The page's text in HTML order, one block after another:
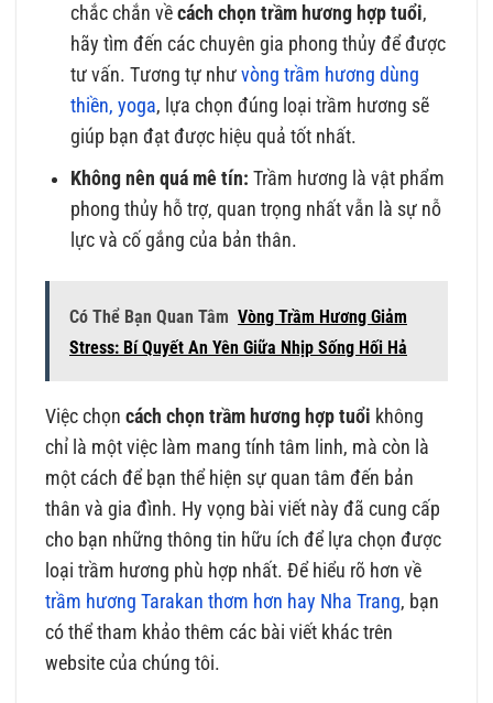
chắc chắn vềcách chọn trầm hương hợp tuổi,
hãy tìm đến các chuyên gia phong thủy để được
tư vấn. Tương tự nhưvòng trầm hương dùng
thiền, yoga, lựa chọn đúng loại trầm hương sẽ
giúp bạn đạt được hiệu quả tốt nhất.
Không nên quá mê tín: Trầm hương là vật phẩm
phong thủy hỗ trợ, quan trọng nhất vẫn là sự nỗ
lực và cố gắng của bản thân.
Có Thể Bạn Quan Tâm Vòng Trầm Hương Giảm
Stress: Bí Quyết An Yên Giữa Nhịp Sống Hối Hả
Việc chọncách chọn trầm hương hợp tuổi không
chỉ là một việc làm mang tính tâm linh, mà còn là
một cách để bạn thể hiện sự quan tâm đến bản
thân và gia đình. Hy vọng bài viết này đã cung cấp
cho bạn những thông tin hữu ích để lựa chọn được
loại trầm hương phù hợp nhất. Để hiểu rõ hơn về
trầm hương Tarakan thơm hơn hay Nha Trang, bạn
có thể tham khảo thêm các bài viết khác trên
website của chúng tôi.